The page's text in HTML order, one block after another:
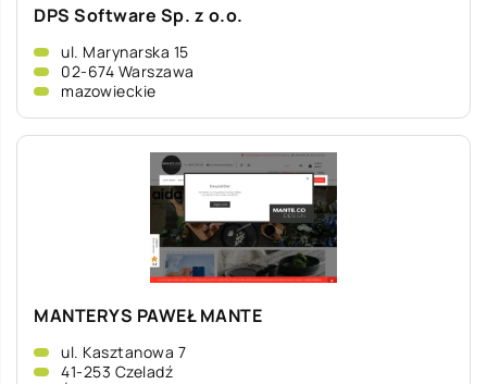
DPS Software Sp. z o.o.
ul. Marynarska 15
02-674 Warszawa
mazowieckie
MANTERYS PAWEŁ MANTE
ul. Kasztanowa 7
41-253 Czeladź